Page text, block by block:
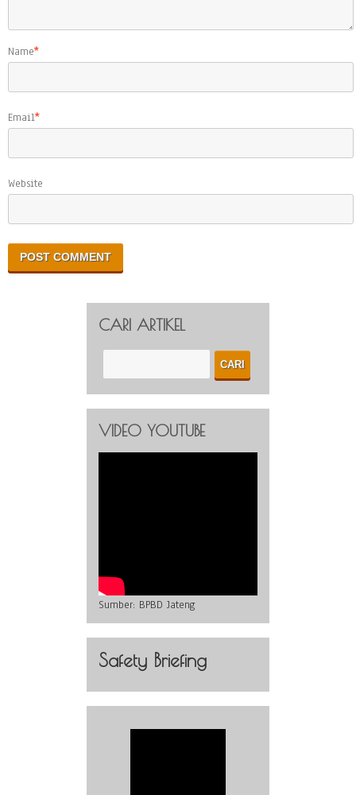
Name*
Email*
Website
CARI ARTIKEL
VIDEO YOUTUBE
Sumber: BPBD Jateng
Safety Briefing